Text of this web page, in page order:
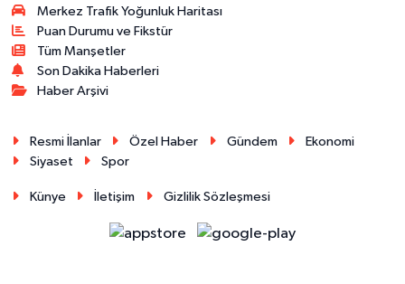
Merkez Trafik Yoğunluk Haritası
Puan Durumu ve Fikstür
Tüm Manşetler
Son Dakika Haberleri
Haber Arşivi
Resmi İlanlar Özel Haber Gündem
Ekonomi
Siyaset
Spor
Künye İletişim Gizlilik Sözleşmesi